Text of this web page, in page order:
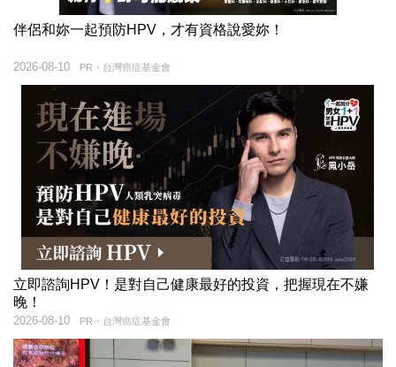
伴侶和妳一起預防HPV，才有資格說愛妳！
PR・台灣癌症基金會
2026-08-10
立即諮詢HPV！是對自己健康最好的投資，把握現在不嫌
晚！
PR・台灣癌症基金會
2026-08-10